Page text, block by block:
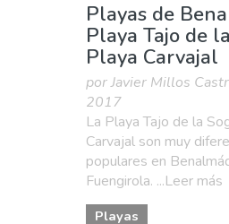
Playas de
Playa Tajo de
Playa Carvajal
por Javier Millos
2017
La Playa Tajo de la
Carvajal son muy
populares en
Fuengirola. ...Leer más
Playas